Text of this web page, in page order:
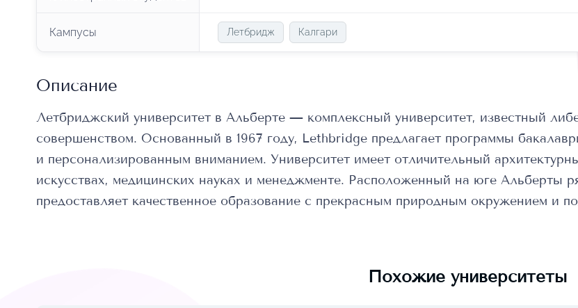
Кампусы Летбридж Калгари
Описание
Летбриджский университет в Альберте — комплексный университет, известный
совершенством. Основанный в 1967 году, Lethbridge предлагает программы
и персонализированным вниманием. Университет имеет отличительный
искусствах, медицинских науках и менеджменте. Расположенный на юге Альберты
предоставляет качественное образование с прекрасным природным окружением и
Похожие университеты